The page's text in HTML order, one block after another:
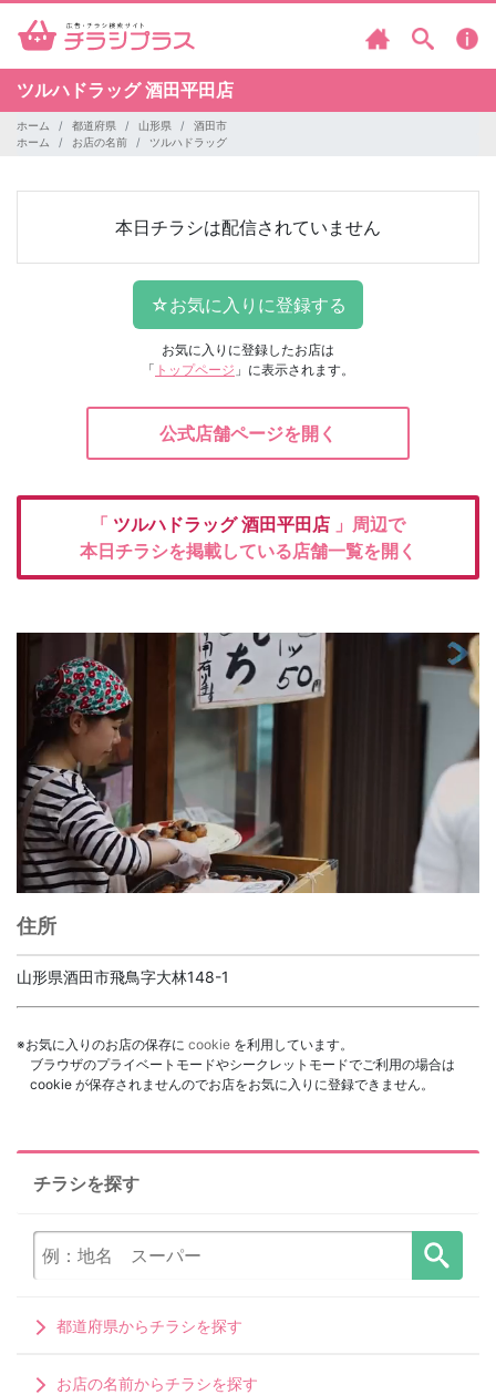
ツルハドラッグ酒田平田店
ホーム 都道府県 山形県
酒田市
ホーム
お店の名前 ツルハドラッグ
本日チラシは配信されていません
お気に入りに登録したお店は
「 トップページ 」に表示されます。
公式店舗ページを開く
「 ツルハドラッグ酒田平田店 」周辺で
本日チラシを掲載している店舗一覧を開く
住所
山形県酒田市飛鳥字大林148-1
※お気に入りのお店の保存に cookie を利用しています。
ブラウザのプライベートモードやシークレットモードでご利用の場合は
cookie が保存されませんのでお店をお気に入りに登録できません。
チラシを探す
都道府県からチラシを探す
お店の名前からチラシを探す